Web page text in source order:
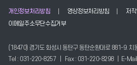
개인정보처리방침 영상정보처리방침
저
이메일주소무단수집거부
(18470) 경기도 화성시 동탄구 동탄순환대로 881-9. 치
Tel : 031-220-8257 | Fax : 031-220-8298 | E-